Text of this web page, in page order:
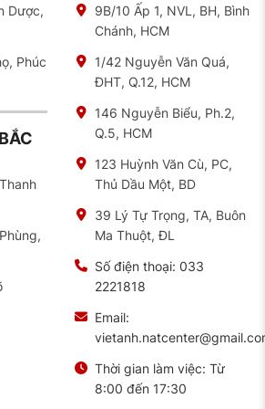
PIRELLI P
ZERO
9.8/10 9.3/10
8.5/10 8.8/10
7.5/10 7/10 8.0/10
7/10 7.8/10
35-40,000km
35,000km
40,000km
triệu
4 ZP của Michelin cân bằng tốt
hành và độ bền, mang lại giá trị sử
mức giá nhỉnh hơn Bridgestone
Dược,
Phúc
9B/10 Ấp 1, NVL, BH, Bình
Chánh, HCM
1/42 Nguyễn Văn Quá,
ĐHT, Q.12, HCM
146 Nguyễn Biểu, Ph.2,
Q.5, HCM
123 Huỳnh Văn Cù, PC,
Thủ Dầu Một, BD
39 Lý Tự Trọng, TA, Buôn
Ma Thuột, ĐL
Số điện thoại: 033
2221818
Email:
Thời gian làm việc: Từ
8:00 đến 17:30